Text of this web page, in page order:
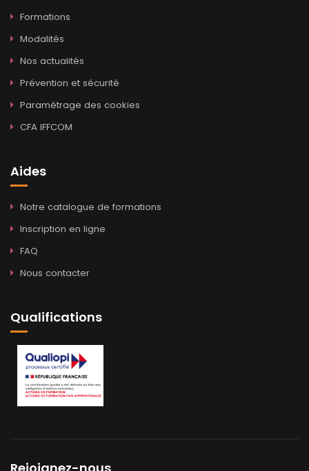
Formations
Modalités
Nos actualités
Prévention et sécurité
Paramétrage des cookies
CFA IFFCOM
Aides
Notre catalogue de formations
Inscription en ligne
FAQ
Nous contacter
Qualifications